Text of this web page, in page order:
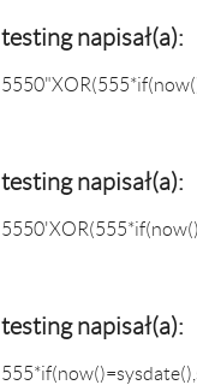
testing napisał(a):
testing napisał(a):
testing napisał(a):